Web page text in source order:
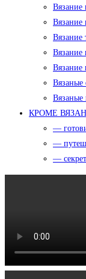
Вязание
Вязание
Вязание
Вязание
Вязаные
КРОМЕ
—
—
—